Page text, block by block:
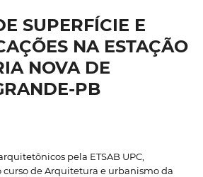
SUPERFÍCIE E
NA ESTAÇÃO
NOVA DE
PB
pela ETSAB UPC,
curso de Arquitetura e urbanismo da